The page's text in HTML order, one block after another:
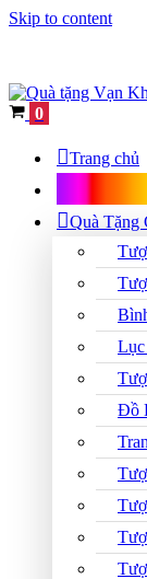
Skip to content
Cart
0
Trang chủ
Quà Tặng
Đồ